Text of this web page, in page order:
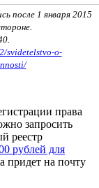
после 1 января 2015
svidetelstvo-o-
права
запросить
реестр
рублей для
придет на почту